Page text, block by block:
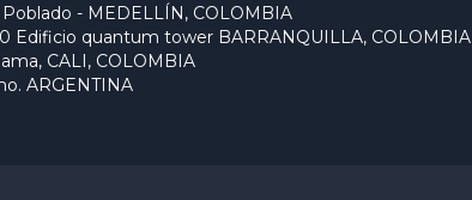
- MEDELLÍN, COLOMBIA
Edificio quantum tower BARRANQUILLA, COLOMBIA
CALI, COLOMBIA
ARGENTINA